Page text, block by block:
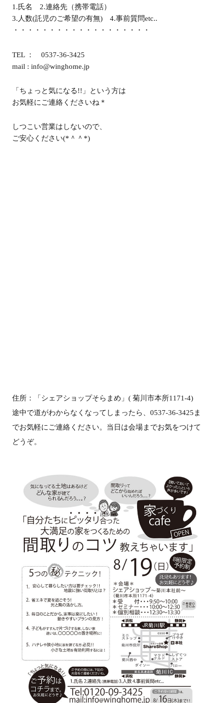
1.氏名 2.連絡先（携帯電話）
3.人数(託児のご希望の有無) 4.事前質問etc..
・・・・・・・・・・・・・・・・・・・
TEL ： 0537-36-3425
mail : info@winghome.jp
「ちょっと気になる!!」という方は
お気軽にご連絡くださいね＊
しつこい営業はしないので、
ご安心ください(*＾＾*)
住所：「シェアショップそらまめ」( 菊川市本所1171-4)
途中で道がわからなくなってしまったら、0537-36-3425ま
でお気軽にご連絡ください。当日は会場までお気をつけて
どうぞ。